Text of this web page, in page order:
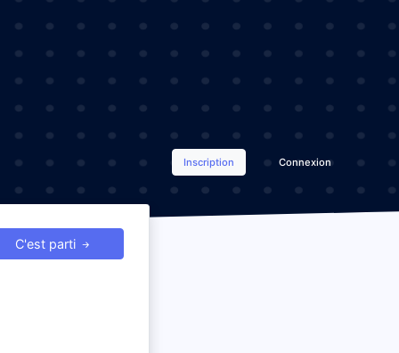
Inscription Connexion
C'est parti